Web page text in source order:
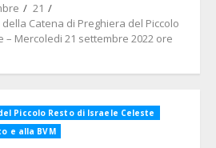
21
Catena di Preghiera del Piccolo
– Mercoledi 21 settembre 2022 ore
Piccolo Resto di Israele Celeste
e alla BVM